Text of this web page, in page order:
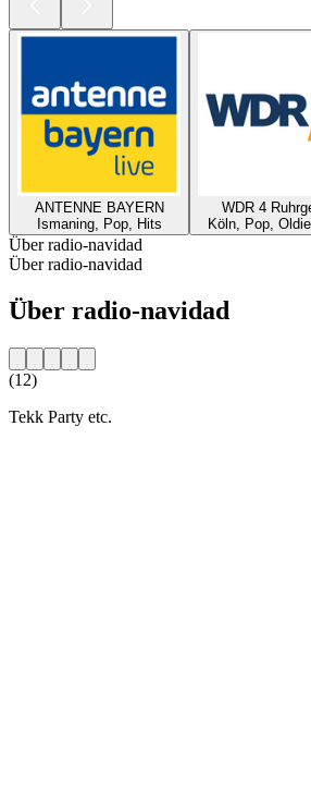
ANTENNE BAYERN
Ismaning, Pop, Hits
WDR 4
Köln, Pop,
Über radio-navidad
Über radio-navidad
Über radio-navidad
(12)
Tekk Party etc.